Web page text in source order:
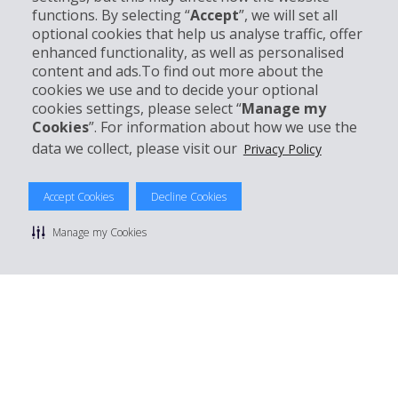
functions. By selecting “Accept”, we will set all
optional cookies that help us analyse traffic, offer
enhanced functionality, as well as personalised
content and ads.To find out more about the
cookies we use and to decide your optional
cookies settings, please select “Manage my
Cookies”. For information about how we use the
data we collect, please visit our Privacy Policy
Accept Cookies Decline Cookies
Manage my Cookies
Support client
Réserver avec Hertz
© 2026 The Hertz System, Inc.
Politique de confidentialité | Conditions d'utilisation du site
Conditions de location
Gérer mes cookies